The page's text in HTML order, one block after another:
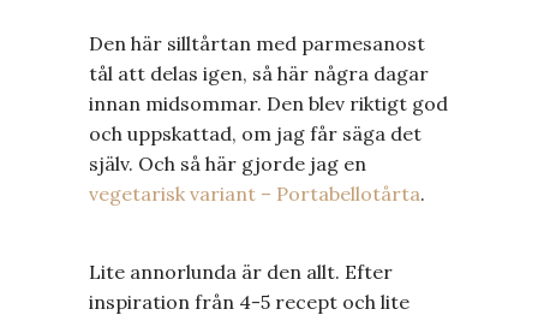
Den här silltårtan med parmesanost
tål att delas igen, så här några dagar
innan midsommar. Den blev riktigt god
och uppskattad, om jag får säga det
själv. Och så här gjorde jag en
vegetarisk variant – Portabellotårta.
Lite annorlunda är den allt. Efter
inspiration från 4-5 recept och lite